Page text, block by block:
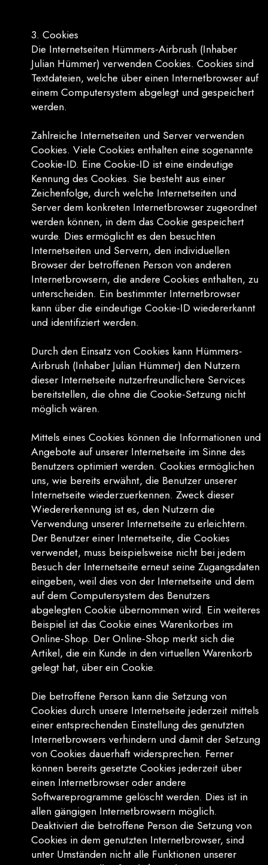
3. Cookies
Die Internetseiten Hümmers-Airbrush (Inhaber
Julian Hümmer) verwenden Cookies. Cookies sind
Textdateien, welche über einen Internetbrowser auf
einem Computersystem abgelegt und gespeichert
werden.
Zahlreiche Internetseiten und Server verwenden
Cookies. Viele Cookies enthalten eine sogenannte
Cookie-ID. Eine Cookie-ID ist eine eindeutige
Kennung des Cookies. Sie besteht aus einer
Zeichenfolge, durch welche Internetseiten und
Server dem konkreten Internetbrowser zugeordnet
werden können, in dem das Cookie gespeichert
wurde. Dies ermöglicht es den besuchten
Internetseiten und Servern, den individuellen
Browser der betroffenen Person von anderen
Internetbrowsern, die andere Cookies enthalten, zu
unterscheiden. Ein bestimmter Internetbrowser
kann über die eindeutige Cookie-ID wiedererkannt
und identifiziert werden.
Durch den Einsatz von Cookies kann Hümmers-
Airbrush (Inhaber Julian Hümmer) den Nutzern
dieser Internetseite nutzerfreundlichere Services
bereitstellen, die ohne die Cookie-Setzung nicht
möglich wären.
Mittels eines Cookies können die Informationen und
Angebote auf unserer Internetseite im Sinne des
Benutzers optimiert werden. Cookies ermöglichen
uns, wie bereits erwähnt, die Benutzer unserer
Internetseite wiederzuerkennen. Zweck dieser
Wiedererkennung ist es, den Nutzern die
Verwendung unserer Internetseite zu erleichtern.
Der Benutzer einer Internetseite, die Cookies
verwendet, muss beispielsweise nicht bei jedem
Besuch der Internetseite erneut seine Zugangsdaten
eingeben, weil dies von der Internetseite und dem
auf dem Computersystem des Benutzers
abgelegten Cookie übernommen wird. Ein weiteres
Beispiel ist das Cookie eines Warenkorbes im
Online-Shop. Der Online-Shop merkt sich die
Artikel, die ein Kunde in den virtuellen Warenkorb
gelegt hat, über ein Cookie.
Die betroffene Person kann die Setzung von
Cookies durch unsere Internetseite jederzeit mittels
einer entsprechenden Einstellung des genutzten
Internetbrowsers verhindern und damit der Setzung
von Cookies dauerhaft widersprechen. Ferner
können bereits gesetzte Cookies jederzeit über
einen Internetbrowser oder andere
Softwareprogramme gelöscht werden. Dies ist in
allen gängigen Internetbrowsern möglich.
Deaktiviert die betroffene Person die Setzung von
Cookies in dem genutzten Internetbrowser, sind
unter Umständen nicht alle Funktionen unserer